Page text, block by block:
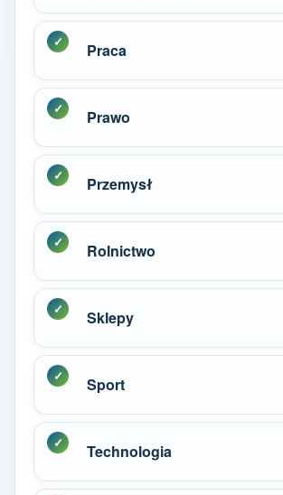
Praca
Prawo
Przemysł
Rolnictwo
Sklepy
Sport
Technologia